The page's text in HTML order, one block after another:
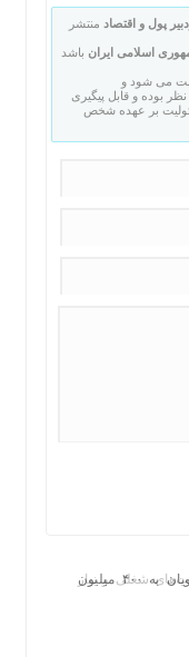
پول و اقتصاد منتشر
اسلامی ایران باشد
می شود و
بوده و قابل پیگیری
بر عهده شخص